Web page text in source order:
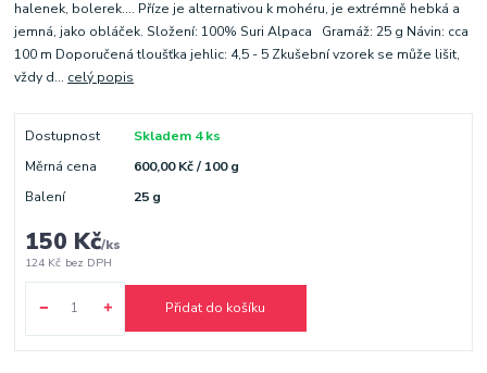
halenek, bolerek.... Příze je alternativou k mohéru, je extrémně hebká a
jemná, jako obláček. Složení: 100% Suri Alpaca Gramáž: 25 g Návin: cca
100 m Doporučená tloušťka jehlic: 4,5 - 5 Zkušební vzorek se může lišit,
vždy d... celý popis
Dostupnost
Skladem 4 ks
Měrná cena
600,00 Kč / 100 g
Balení
25 g
150 Kč/ks
124 Kč bez DPH
Přidat do košíku